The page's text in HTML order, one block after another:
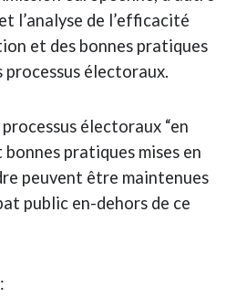
l’analyse de l’efficacité
et des bonnes pratiques
processus électoraux.
électoraux “en
bonnes pratiques mises en
peuvent être maintenues
public en-dehors de ce